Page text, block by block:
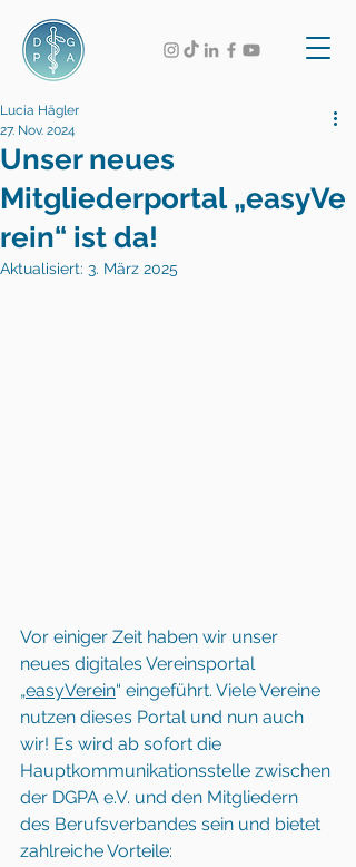
Unser neues
Mitgliederportal „easyVe
rein“ ist da!
Lucia Hägler
27. Nov. 2024
Aktualisiert: 3. März 2025
Vor einiger Zeit haben wir unser
neues digitales Vereinsportal
„easyVerein“ eingeführt. Viele Vereine
nutzen dieses Portal und nun auch
wir! Es wird ab sofort die
Hauptkommunikationsstelle zwischen
der DGPA e.V. und den Mitgliedern
des Berufsverbandes sein und bietet
zahlreiche Vorteile: